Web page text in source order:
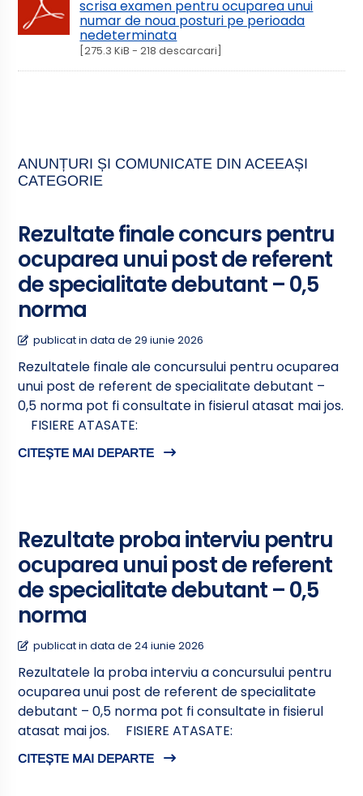
scrisa examen pentru ocuparea unui
numar de noua posturi pe perioada
nedeterminata
[275.3 KiB - 218 descarcari]
ANUNȚURI ȘI COMUNICATE DIN ACEEAȘI
CATEGORIE
Rezultate finale concurs pentru
ocuparea unui post de referent
de specialitate debutant – 0,5
norma
publicat in data de 29 iunie 2026
Rezultatele finale ale concursului pentru ocuparea
unui post de referent de specialitate debutant –
0,5 norma pot fi consultate in fisierul atasat mai jos.
FISIERE ATASATE:
CITEȘTE MAI DEPARTE
Rezultate proba interviu pentru
ocuparea unui post de referent
de specialitate debutant – 0,5
norma
publicat in data de 24 iunie 2026
Rezultatele la proba interviu a concursului pentru
ocuparea unui post de referent de specialitate
debutant – 0,5 norma pot fi consultate in fisierul
atasat mai jos. FISIERE ATASATE:
CITEȘTE MAI DEPARTE